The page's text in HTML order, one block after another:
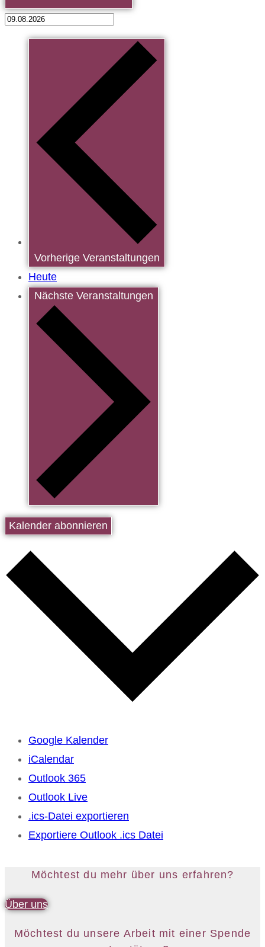
Vorherige Veranstaltungen
Heute
Nächste Veranstaltungen
Kalender abonnieren
Google Kalender
iCalendar
Outlook 365
Outlook Live
.ics-Datei exportieren
Exportiere Outlook .ics Datei
Möchtest du mehr über uns erfahren?
Über uns
Möchtest du unsere Arbeit mit einer Spende